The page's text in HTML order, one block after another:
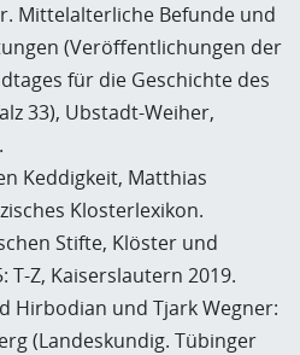
Mittelalterliche Befunde und
(Veröffentlichungen der
für die Geschichte des
33), Ubstadt-Weiher,
Keddigkeit, Matthias
Klosterlexikon.
Stifte, Klöster und
T-Z, Kaiserslautern 2019.
Hirbodian und Tjark Wegner:
(Landeskundig. Tübinger